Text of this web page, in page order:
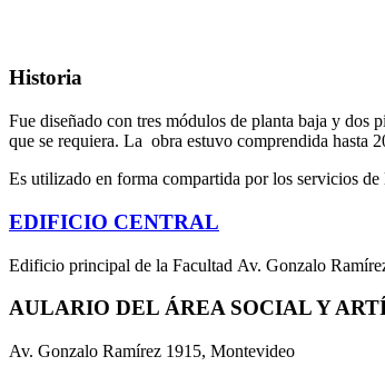
Historia
Fue diseñado con tres módulos de planta baja y dos
que se requiera. La obra estuvo comprendida hasta
Es utilizado en forma compartida por los servicios
EDIFICIO CENTRAL
Edificio principal de la Facultad Av. Gonzalo
AULARIO DEL ÁREA SOCIAL Y
Av. Gonzalo Ramírez 1915, Montevideo